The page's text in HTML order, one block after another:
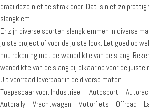
draai deze niet te strak door. Dat is niet zo prettig
slangklem.
Er zijn diverse soorten slangklemmen in diverse
juiste project of voor de juiste look. Let goed op
hou rekening met de wanddikte van de slang.
wanddikte van de slang bij elkaar op voor de juiste
Uit voorraad leverbaar in de diverse maten.
Toepasbaar voor: Industrieel – Autosport –
Autorally – Vrachtwagen – Motorfiets – Offroad –